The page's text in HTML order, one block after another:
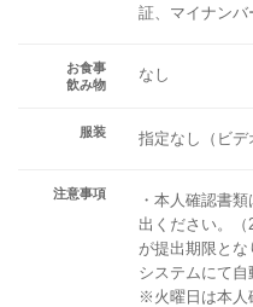
証、マイナンバ
お食事
飲み物
なし
服装 指定なし（ビデ
注意事項
・本人確認書
出ください。
が提出期限と
システムにて自
※火曜日は本人